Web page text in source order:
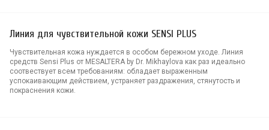
Линия для чувствительной кожи SENSI PLUS
Чувствительная кожа нуждается в особом бережном уходе. Линия
средств Sensi Plus от MESALTERA by Dr. Mikhaylova как раз идеально
соотвествует всем требованиям: обладает выраженным
успокаивающим действием, устраняет раздражения, стянутость и
покраснения кожи.